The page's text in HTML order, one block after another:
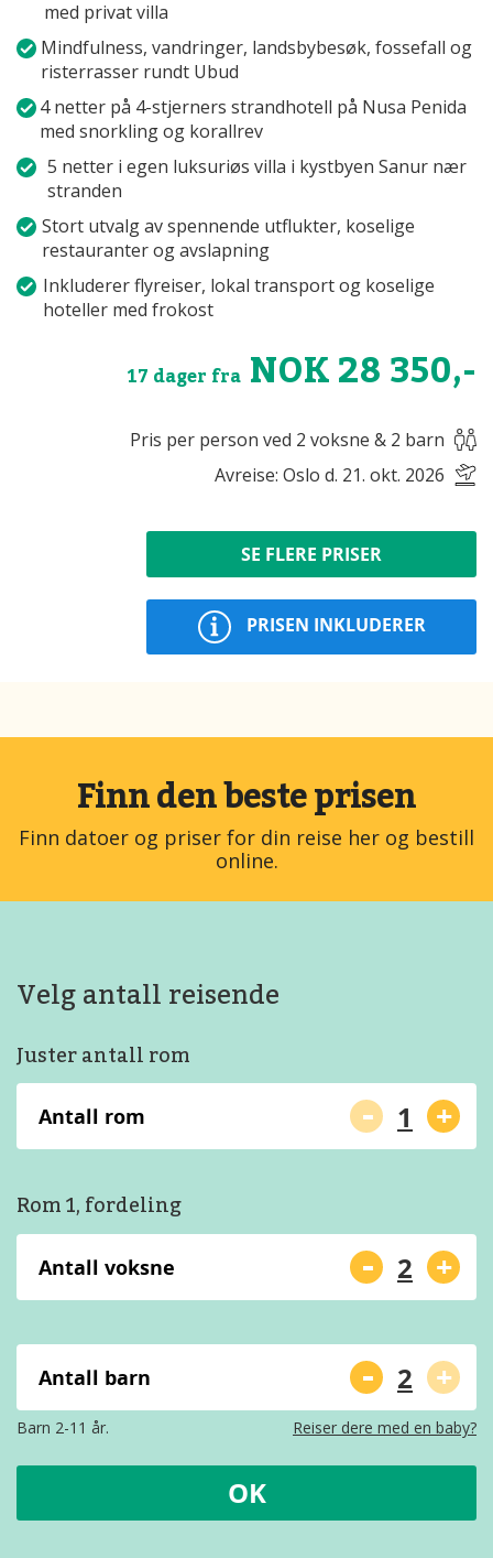
med privat villa
Mindfulness, vandringer, landsbybesøk, fossefall og
risterrasser rundt Ubud
4 netter på 4-stjerners strandhotell på Nusa Penida
med snorkling og korallrev
5 netter i egen luksuriøs villa i kystbyen Sanur nær
stranden
Stort utvalg av spennende utflukter, koselige
restauranter og avslapning
Inkluderer flyreiser, lokal transport og koselige
hoteller med frokost
17 dager fra NOK 28 350,-
Pris per person ved 2 voksne & 2 barn
Avreise: Oslo d. 21. okt. 2026
SE FLERE PRISER
PRISEN INKLUDERER
Finn den beste prisen
Finn datoer og priser for din reise her og bestill
online.
Velg antall reisende
Juster antall rom
Antall rom - +
Rom 1, fordeling
Antall voksne - +
Antall barn - +
Barn 2-11 år. Reiser dere med en baby?
OK